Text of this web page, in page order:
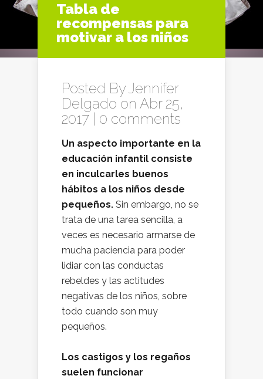
Tabla de
recompensas para
motivar a los niños
Posted ByJennifer
Delgado on Abr 25,
2017 | 0 comments
Un aspecto importante en la
educación infantil consiste
en inculcarles buenos
hábitos a los niños desde
pequeños. Sin embargo, no se
trata de una tarea sencilla, a
veces es necesario armarse de
mucha paciencia para poder
lidiar con las conductas
rebeldes y las actitudes
negativas de los niños, sobre
todo cuando son muy
pequeños.
Los castigos y los regaños
suelen funcionar